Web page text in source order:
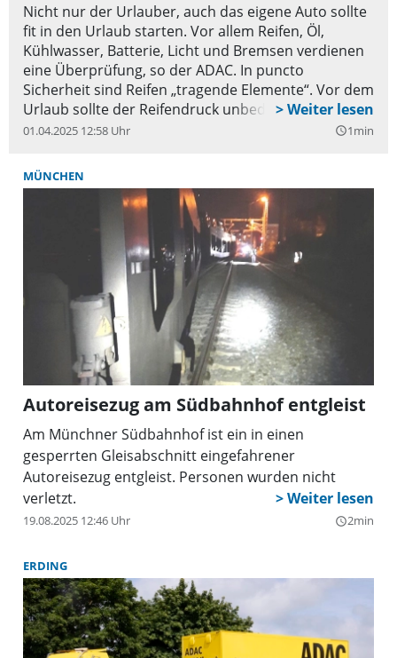
Nicht nur der Urlauber, auch das eigene Auto sollte
fit in den Urlaub starten. Vor allem Reifen, Öl,
Kühlwasser, Batterie, Licht und Bremsen verdienen
eine Überprüfung, so der ADAC. In puncto
Sicherheit sind Reifen „tragende Elemente“. Vor dem
Urlaub sollte der Reifendruck unbedingt überprüft
und der Beladung angepasst werden. Ein Blick auf
01.04.2025 12:58 Uhr query_builder1min
MÜNCHEN
Autoreisezug am Südbahnhof entgleist
Am Münchner Südbahnhof ist ein in einen
gesperrten Gleisabschnitt eingefahrener
Autoreisezug entgleist. Personen wurden nicht
verletzt.
19.08.2025 12:46 Uhr query_builder2min
ERDING